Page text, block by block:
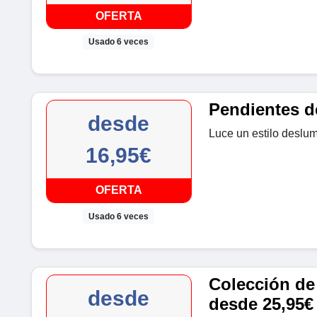
OFERTA
Usado 6 veces
desde
16,95€
OFERTA
Usado 6 veces
Pendientes
Luce un estilo
desde
Colección
desde 25,95€